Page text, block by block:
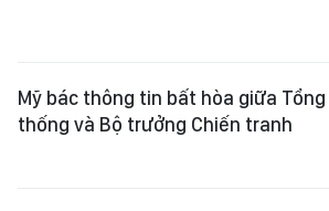
Mỹ bác thông tin bất hòa giữa Tổng
thống và Bộ trưởng Chiến tranh